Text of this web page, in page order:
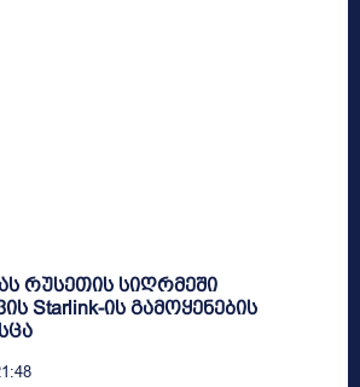
რუსეთის სიღრმეში
Starlink-ის გამოყენების